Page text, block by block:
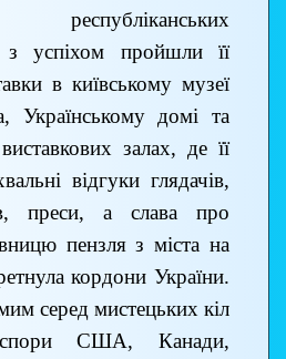
республіканських
з успіхом пройшли її
в київському музеї
Українському домі та
залах, де її
відгуки глядачів,
преси, а слава про
пензля з міста на
кордони України.
серед мистецьких кіл
США, Канади,